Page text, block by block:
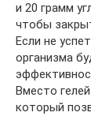
и 20 грамм
чтобы
Если не
организма
Вместо
который